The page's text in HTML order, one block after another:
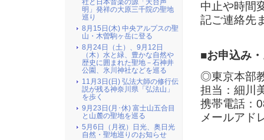
中止や時間
記ご連絡先
■お申込み
◎東京本部
担当：細川
携帯電話：
メールアド
社と日本音楽の源「天台声
明」発祥の大原三千院の聖地
巡り
8月15日(木) 中央アルプスの聖
山・木曽駒ヶ岳に登る
8月24日（土）、9月12日
（木）水と緑、豊かな自然や
歴史に囲まれた聖地－石神井
公園、氷川神社などを巡る
11月3日(日) 弘法大師の修行伝
説が残る神奈川県「弘法山」
を歩く
9月23日(月･休) 富士山五合目
と山麓の聖地を巡る
5月6日（月祝）日光、奥日光
自然・聖地巡りのお知らせ